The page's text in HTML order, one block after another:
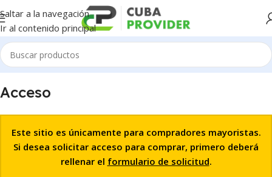
Saltar a la navegación
Ir al contenido principal
Acceso
Este sitio es únicamente para compradores mayoristas.
Si desea solicitar acceso para comprar, primero deberá
rellenar el formulario de solicitud.